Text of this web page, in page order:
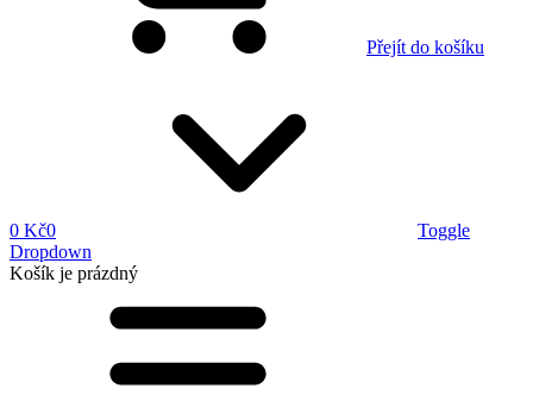
Přejít do košíku
0 Kč0
Toggle
Dropdown
Košík je prázdný